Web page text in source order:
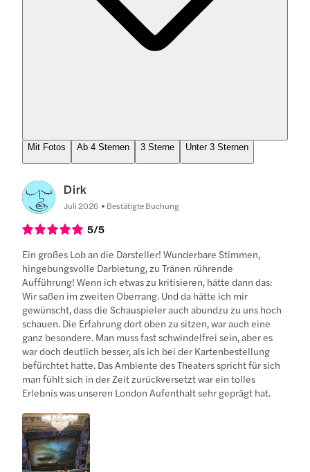
Mit Fotos Ab 4 Sternen 3 Sterne Unter 3 Sternen
Dirk
Juli 2026 Bestätigte Buchung
5/5
Ein großes Lob an die Darsteller! Wunderbare Stimmen,
hingebungsvolle Darbietung, zu Tränen rührende
Aufführung! Wenn ich etwas zu kritisieren, hätte dann das:
Wir saßen im zweiten Oberrang. Und da hätte ich mir
gewünscht, dass die Schauspieler auch abundzu zu uns hoch
schauen. Die Erfahrung dort oben zu sitzen, war auch eine
ganz besondere. Man muss fast schwindelfrei sein, aber es
war doch deutlich besser, als ich bei der Kartenbestellung
befürchtet hatte. Das Ambiente des Theaters spricht für sich
man fühlt sich in der Zeit zurückversetzt war ein tolles
Erlebnis was unseren London Aufenthalt sehr geprägt hat.